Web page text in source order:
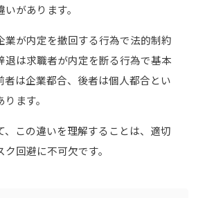
があります。
業が内定を撤回する行為で法的制約
退は求職者が内定を断る行為で基本
者は企業都合、後者は個人都合とい
ます。
、この違いを理解することは、適切
回避に不可欠です。